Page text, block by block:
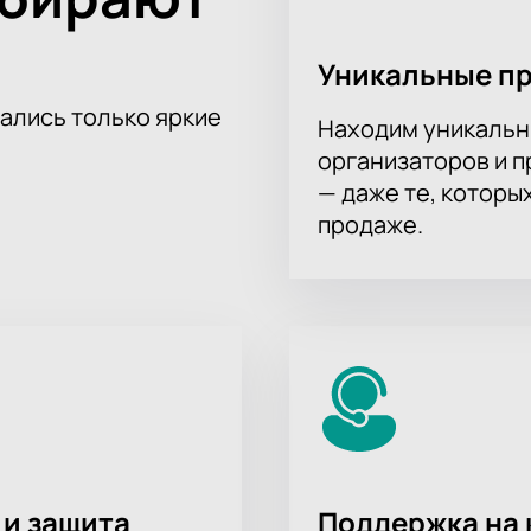
только яркие
Уникальные
Находим
организаторов и
— даже те,
продаже.
защита Поддержка на